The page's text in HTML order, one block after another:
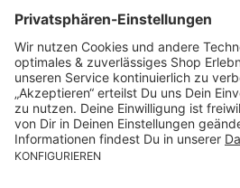
vorausgesetzt, alle Preise inkl. MwSt.
Ratenkäufen kann die letzte Rate
Anzahl der Raten und die
Zahlungsmethoden kann
namentlich genannt oder dargestellt
der Website angebotenen Artikel
befürwortet. Lieferungen sind nur an